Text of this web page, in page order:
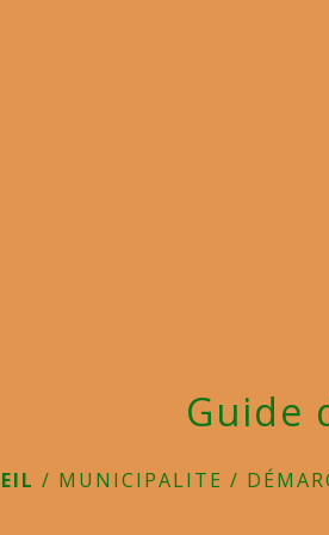
Guide
/ MUNICIPALITE /